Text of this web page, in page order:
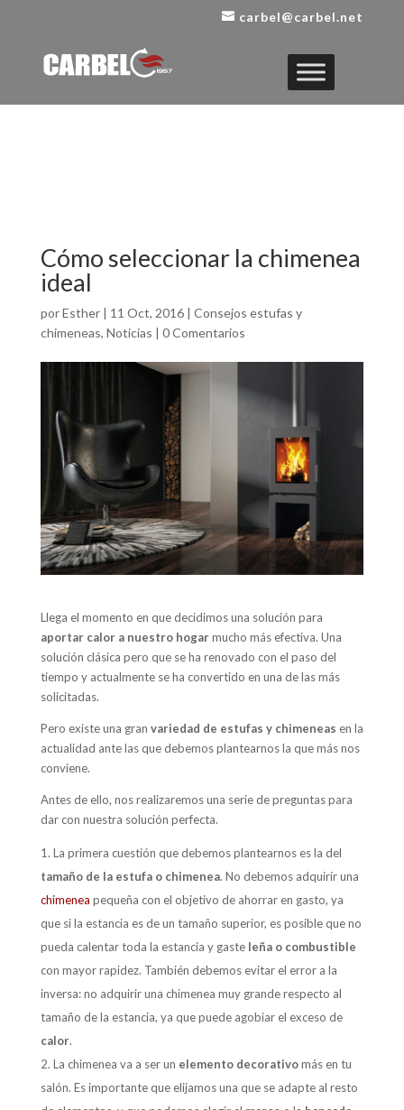
carbel@carbel.net
Cómo seleccionar la chimenea
ideal
porEsther| 11 Oct, 2016| Consejos estufas y
chimeneas, Noticias | 0 Comentarios
Llega el momento en que decidimos una solución para
aportar calor a nuestro hogarmucho más efectiva. Una
solución clásica pero que se ha renovado con el paso del
tiempo y actualmente se ha convertido en una de las más
solicitadas.
Pero existe una gran variedad de estufas y chimeneas en la
actualidad ante las que debemos plantearnos la que más nos
conviene.
Antes de ello, nos realizaremos una serie de preguntas para
dar con nuestra solución perfecta.
La primera cuestión que debemos plantearnos es la del
tamaño de la estufa o chimenea. No debemos adquirir una
chimenea pequeña con el objetivo de ahorrar en gasto, ya
que si la estancia es de un tamaño superior, es posible que no
pueda calentar toda la estancia y gaste leña o combustible
con mayor rapidez. También debemos evitar el error a la
inversa: no adquirir una chimenea muy grande respecto al
tamaño de la estancia, ya que puede agobiar el exceso de
calor.
La chimenea va a ser un elemento decorativomás en tu
salón. Es importante que elijamos una que se adapte al resto